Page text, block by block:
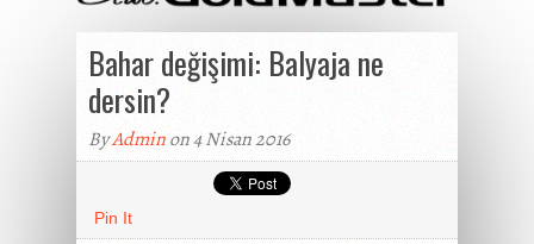
​Bahar değişimi: Balyaja ne
dersin?
ByAdminon 4 Nisan 2016
Pin It